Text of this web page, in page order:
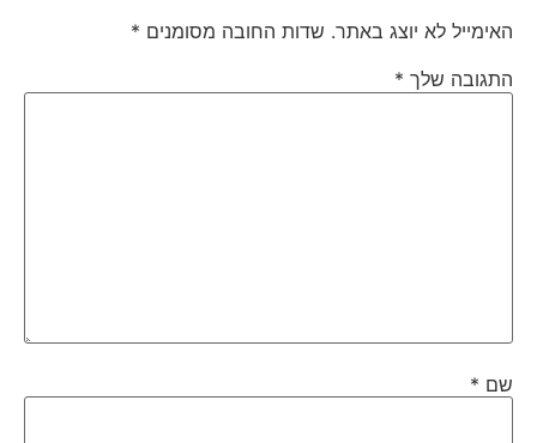
האימייל לא יוצג באתר. שדות החובה מסומנים *
התגובה שלך *
שם *